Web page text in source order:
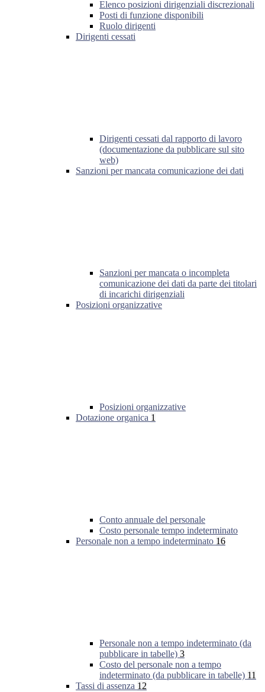
Elenco posizioni dirigenziali discrezionali
Posti di funzione disponibili
Ruolo dirigenti
Dirigenti cessati
Dirigenti cessati dal rapporto di lavoro
(documentazione da pubblicare sul sito
web)
Sanzioni per mancata comunicazione dei dati
Sanzioni per mancata o incompleta
comunicazione dei dati da parte dei titolari
di incarichi dirigenziali
Posizioni organizzative
Posizioni organizzative
Dotazione organica 1
Conto annuale del personale
Costo personale tempo indeterminato
Personale non a tempo indeterminato 16
Personale non a tempo indeterminato (da
pubblicare in tabelle) 3
Costo del personale non a tempo
indeterminato (da pubblicare in tabelle) 11
Tassi di assenza 12